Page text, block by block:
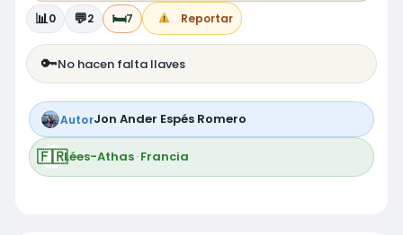
📊0 💬2 🛏️7 Reportar
🔑No hacen falta llaves
AutorJon Ander Espés Romero
🇫🇷Lées-Athas·Francia